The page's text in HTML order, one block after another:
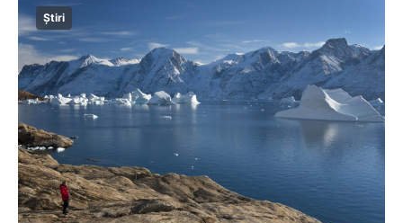
Știri